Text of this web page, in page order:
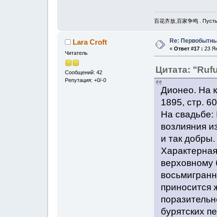
百花齐放,百家争鸣 .
Lara Croft
Читатель
Сообщений: 42
Репутация: +0/-0
Re:
« Ответ #17 : 23
Цитата:
Дионео. На
1895, стр.
На
возлияния
и так добры.
верховному
приносится
бурятских